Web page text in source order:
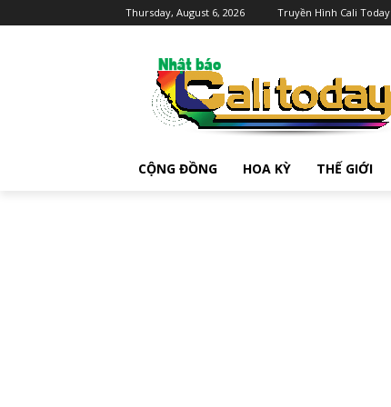
Thursday, August 6, 2026 Truyền Hình Cali Today
CỘNG ĐỒNG HOA KỲ THẾ GIỚI